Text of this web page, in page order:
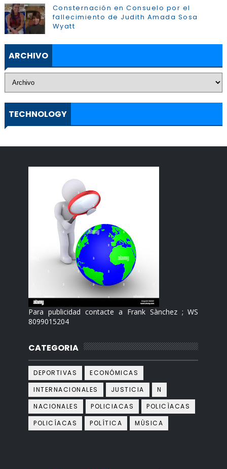
Consternación en Consuelo por el
fallecimiento de Judith Amada Sosa
Wyatt
ARCHIVO
TECHNOLOGY
Para publicidad contacte a Frank Sànchez ; WS
8099015204
CATEGORIA
DEPORTIVAS
ECONÓMICAS
INTERNACIONALES
JUSTICIA
N
NACIONALES
POLICIACAS
POLICÌACAS
POLICÍACAS
POLÍTICA MÙSICA